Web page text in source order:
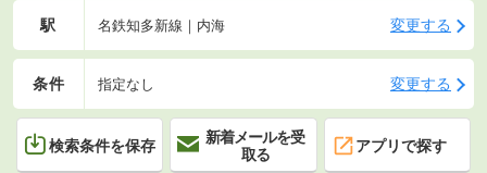
駅 名鉄知多新線｜内海 変更する
条件 指定なし 変更する
検索条件を保存
新着メールを受
取る
アプリで探す